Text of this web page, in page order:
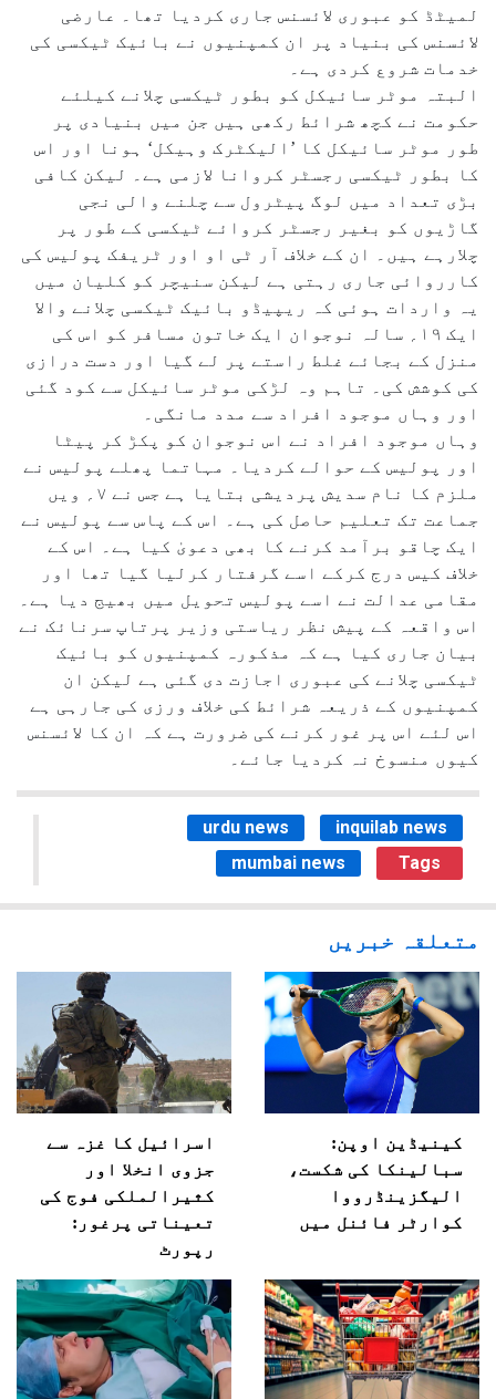
لمیٹڈ کو عبوری لائسنس جاری کردیا تھا۔ عارضی
لائسنس کی بنیاد پر ان کمپنیوں نے بائیک ٹیکسی کی
خدمات شروع کردی ہے۔
البتہ موٹر سائیکل کو بطور ٹیکسی چلانے کیلئے
حکومت نے کچھ شرائط رکھی ہیں جن میں بنیادی پر
طور موٹر سائیکل کا ’الیکٹرک وہیکل‘ ہونا اور اس
کا بطور ٹیکسی رجسٹر کروانا لازمی ہے۔ لیکن کافی
بڑی تعداد میں لوگ پیٹرول سے چلنے والی نجی
گاڑیوں کو بغیر رجسٹر کروائے ٹیکسی کے طور پر
چلارہے ہیں۔ ان کے خلاف آر ٹی او اور ٹریفک پولیس کی
کارروائی جاری رہتی ہے لیکن سنیچر کو کلیان میں
یہ واردات ہوئی کہ ریپیڈو بائیک ٹیکسی چلانے والا
ایک ۱۹؍ سالہ نوجوان ایک خاتون مسافر کو اس کی
منزل کے بجائے غلط راستے پر لے گیا اور دست درازی
کی کوشش کی۔ تاہم وہ لڑکی موٹر سائیکل سے کود گئی
اور وہاں موجود افراد سے مدد مانگی۔
وہاں موجود افراد نے اس نوجوان کو پکڑ کر پیٹا
اور پولیس کے حوالے کردیا۔ مہاتما پھلے پولیس نے
ملزم کا نام سدیش پردیشی بتایا ہے جس نے ۷؍ ویں
جماعت تک تعلیم حاصل کی ہے۔ اس کے پاس سے پولیس نے
ایک چاقو برآمد کرنے کا بھی دعویٰ کیا ہے۔ اس کے
خلاف کیس درج کرکے اسے گرفتار کرلیا گیا تھا اور
مقامی عدالت نے اسے پولیس تحویل میں بھیج دیا ہے۔
اس واقعہ کے پیش نظر ریاستی وزیر پرتاپ سرنائک نے
بیان جاری کیا ہے کہ مذکورہ کمپنیوں کو بائیک
ٹیکسی چلانے کی عبوری اجازت دی گئی ہے لیکن ان
کمپنیوں کے ذریعہ شرائط کی خلاف ورزی کی جارہی ہے
اس لئے اس پر غور کرنے کی ضرورت ہے کہ ان کا لائسنس
کیوں منسوخ نہ کردیا جائے۔
urdu news
inquilab news
mumbai news
Tags
متعلقہ خبریں
کینیڈین اوپن:
سبالینکا کی شکست،
الیگزینڈرووا
کوارٹر فائنل میں
اسرائیل کا غزہ سے
جزوی انخلا اور
کثیرالملکی فوج کی
تعیناتی پرغور:
رپورٹ